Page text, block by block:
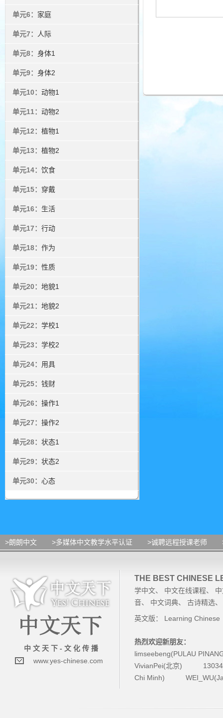
单元6： 家庭
单元7： 人际
单元8： 身体1
单元9： 身体2
单元10： 动物1
单元11： 动物2
单元12： 植物1
单元13： 植物2
单元14： 饮食
单元15： 穿戴
单元16： 生活
单元17： 行动
单元18： 作为
单元19： 性质
单元20： 地貌1
单元21： 地貌2
单元22： 学校1
单元23： 学校2
单元24： 用具
单元25： 钱财
单元26： 操作1
单元27： 操作2
单元28： 状态1
单元29： 状态2
单元30： 心态
>朗朗中文 >多媒体中文教学水平认证 >诚聘远程授课老师
中 文 天 下 - 文 化 传 播
www.yes-chinese.com
THE BEST CHINESE
学中文、 中文在线课程、
音、 中文词典、 古诗精选
英文版： Learning Chinese
热烈欢迎新朋友：
limseebeng(PULAU
VivianPei(北京)
Chi Minh)